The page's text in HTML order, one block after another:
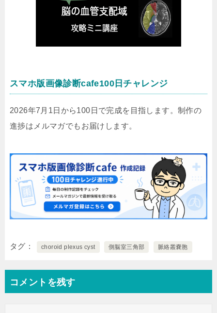
スマホ版画像診断cafe100日チャレンジ
2026年7月1日から100日で完成を目指します。制作の
進捗はメルマガでもお届けします。
タグ choroid plexus cyst 側脳室三角部 脈絡叢嚢胞
コメントを残す